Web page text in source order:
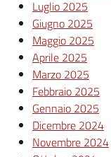
Luglio 2025
Giugno 2025
Maggio 2025
Aprile 2025
Marzo 2025
Febbraio 2025
Gennaio 2025
Dicembre 2024
Novembre 2024